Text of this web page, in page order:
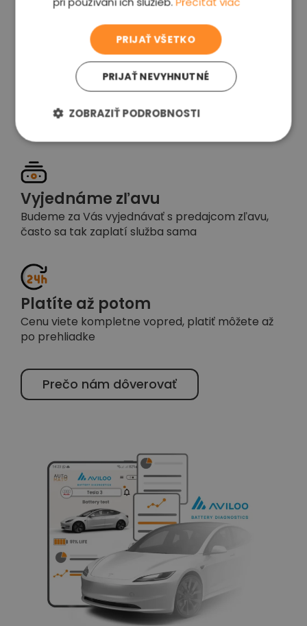
voľba
Garancia spokojnosti
Pokiaľ nebudete s našou prácou spokojní,
Vyjednáme zľavu
Budeme za Vás vyjednávať s predajcom zľavu,
často sa tak zaplatí služba sama
Platíte až potom
Cenu viete kompletne vopred, platiť môžete až
po prehliadke
Prečo nám dôverovať
PRIJAŤ VŠETKO
PRIJAŤ NEVYHNUTNÉ
ZOBRAZIŤ PODROBNOSTI